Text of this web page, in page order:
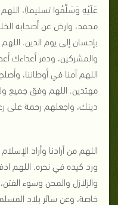
عَلَيْهِ وَسَلِّمُوا تسليما)،
محمد، وارض عن أصحابه
بإحسان إلى يوم الدين.
والمشركين، ودمر أعداءك
اللهم آمنا في أوطاننا،
مهتدين. اللهم وفق جميع
دينك، واجعلهم رحمة على
اللهم من أرادنا وأراد
ورد كيده في نحره. اللهم ادفع
والزلازل والمحن وسوء
خاصة، وعن سائر بلاد